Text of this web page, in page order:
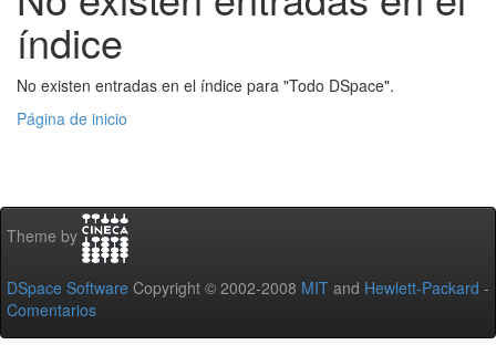
índice
No existen entradas en el índice para "Todo DSpace".
Página de inicio
Theme by
DSpace Software Copyright © 2002-2008 MIT and Hewlett-Packard -
Comentarios